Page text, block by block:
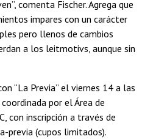
comenta Fischer. Agrega que
impares con un carácter
pero llenos de cambios
a los leitmotivs, aunque sin
“La Previa” el viernes 14 a las
por el Área de
con inscripción a través de
previa (cupos limitados).